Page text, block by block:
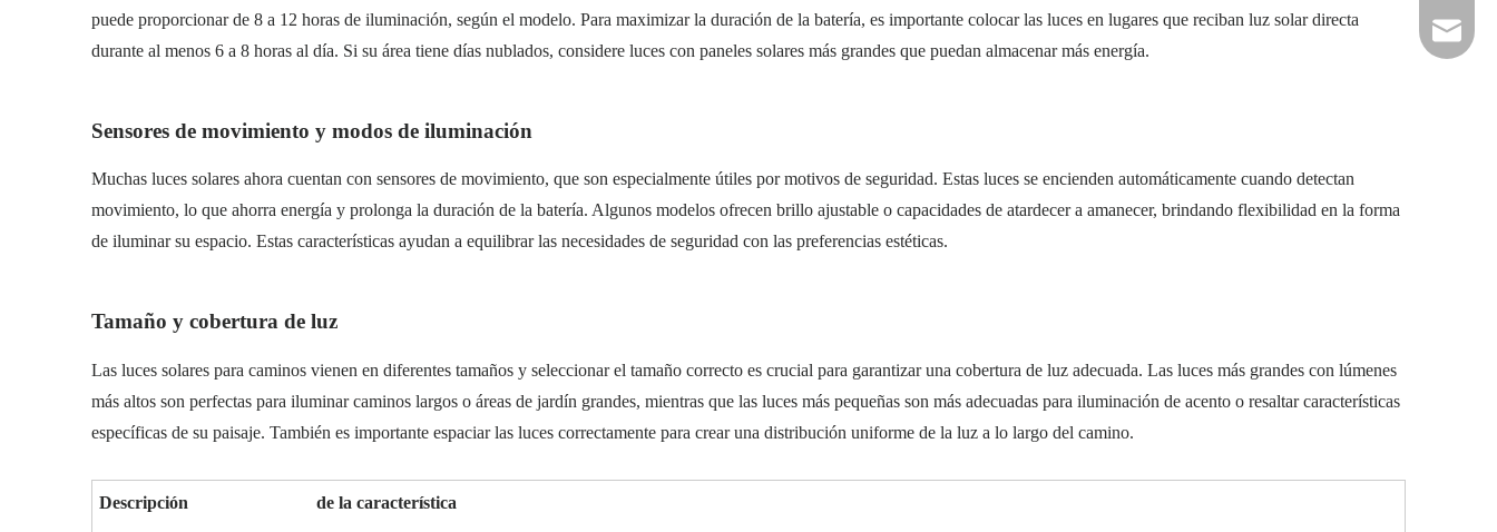
puede proporcionar de 8 a 12 horas de iluminación, según el modelo. Para maximizar la duración de la batería, es importante colocar las luces en lugares que reciban luz solar directa
durante al menos 6 a 8 horas al día. Si su área tiene días nublados, considere luces con paneles solares más grandes que puedan almacenar más energía.
Sensores de movimiento y modos de iluminación
Muchas luces solares ahora cuentan con sensores de movimiento, que son especialmente útiles por motivos de seguridad. Estas luces se encienden automáticamente cuando detectan
movimiento, lo que ahorra energía y prolonga la duración de la batería. Algunos modelos ofrecen brillo ajustable o capacidades de atardecer a amanecer, brindando flexibilidad en la forma
de iluminar su espacio. Estas características ayudan a equilibrar las necesidades de seguridad con las preferencias estéticas.
Tamaño y cobertura de luz
Las luces solares para caminos vienen en diferentes tamaños y seleccionar el tamaño correcto es crucial para garantizar una cobertura de luz adecuada. Las luces más grandes con lúmenes
más altos son perfectas para iluminar caminos largos o áreas de jardín grandes, mientras que las luces más pequeñas son más adecuadas para iluminación de acento o resaltar características
específicas de su paisaje. También es importante espaciar las luces correctamente para crear una distribución uniforme de la luz a lo largo del camino.
Descripción de la característica